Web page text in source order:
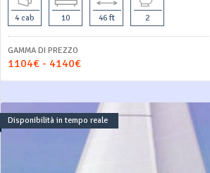
4 cab 10 46 ft 2
GAMMA DI PREZZO
1104€ - 4140€
Disponibilità in tempo reale